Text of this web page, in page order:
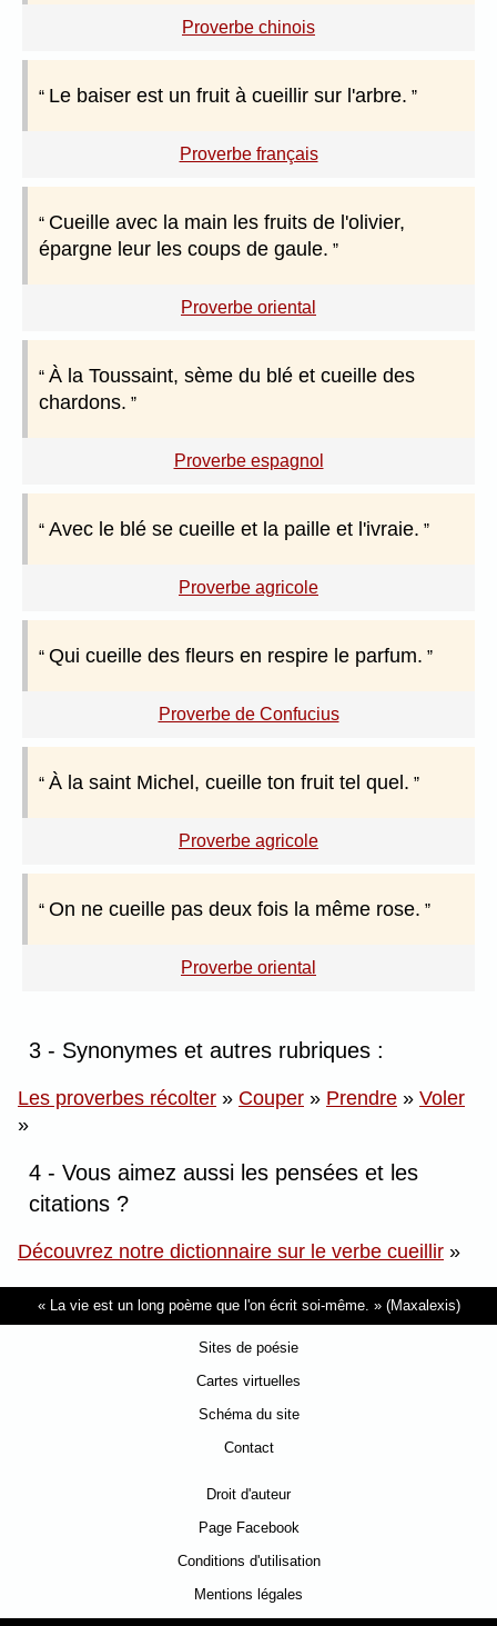
Proverbe chinois
Le baiser est un fruit à cueillir sur l'arbre.
Proverbe français
Cueille avec la main les fruits de l'olivier,
épargne leur les coups de gaule.
Proverbe oriental
À la Toussaint, sème du blé et cueille des
chardons.
Proverbe espagnol
Avec le blé se cueille et la paille et l'ivraie.
Proverbe agricole
Qui cueille des fleurs en respire le parfum.
Proverbe de Confucius
À la saint Michel, cueille ton fruit tel quel.
Proverbe agricole
On ne cueille pas deux fois la même rose.
Proverbe oriental
3 - Synonymes et autres rubriques :
Les proverbes récolter » Couper » Prendre » Voler
»
4 - Vous aimez aussi les pensées et les
citations ?
Découvrez notre dictionnaire sur le verbe cueillir »
La vie est un long poème que l'on écrit soi-même. (Maxalexis)
Sites de poésie
Cartes virtuelles
Schéma du site
Contact
Droit d'auteur
Page Facebook
Conditions d'utilisation
Mentions légales